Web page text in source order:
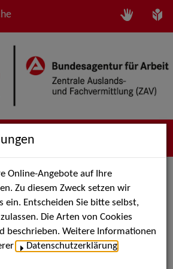
als PDF speichern
legen
Online-Angebote auf Ihre
Zu diesem Zweck setzen wir
ein. Entscheiden Sie bitte selbst,
Die Arten von Cookies
beschrieben. Weitere Informationen
Datenschutzerklärung